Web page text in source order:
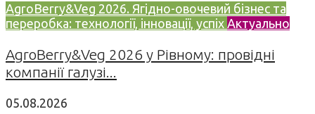
AgroBerry&Veg 2026. Ягідно-овочевий бізнес та
переробка: технології, інновації, успіх Актуально
AgroBerry&Veg 2026 у Рівному: провідні
компанії галузі...
05.08.2026